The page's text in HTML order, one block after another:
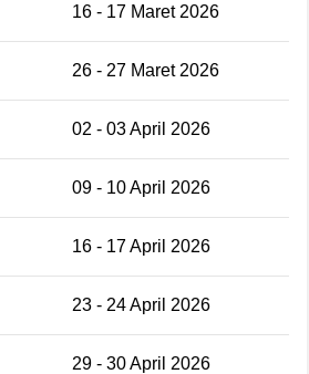
16 - 17 Maret 2026
26 - 27 Maret 2026
02 - 03 April 2026
09 - 10 April 2026
16 - 17 April 2026
23 - 24 April 2026
29 - 30 April 2026